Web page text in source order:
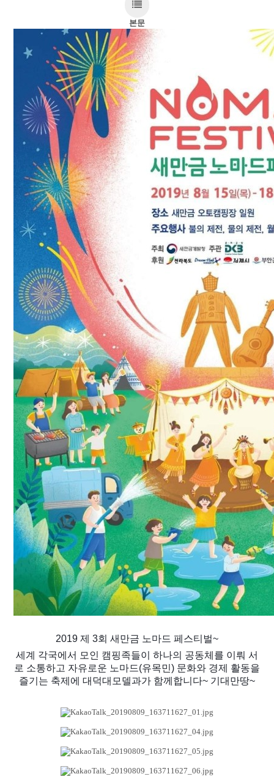
본문
2019 제 3회 새만금 노마드 페스티벌~
세계 각국에서 모인 캠핑족들이 하나의 공동체를 이뤄 서
로 소통하고 자유로운 노마드(유목민) 문화와 경제 활동을
즐기는 축제에 대덕대모델과가 함께합니다~ 기대만땅~